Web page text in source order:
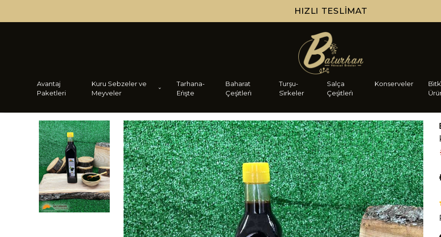
HIZLI TESLIMAT
Avantaj
Paketleri
Kuru Sebzeler ve
Meyveler
Tarhana-
Eri̇şte
Baharat
Çeşi̇tleri̇
Turşu-
Si̇rkeler
Salça
Çeşi̇tleri̇
Konserveler